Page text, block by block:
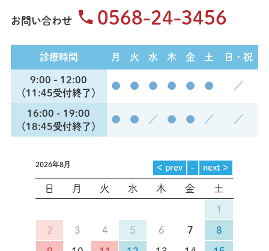
お問い合わせ 0568-24-3456
診療時間 月 火 水 木 金 土 日・祝
9:00 - 12:00
（11:45受付終了）
● ● ● ● ● ● ／
16:00 - 19:00
（18:45受付終了）
● ● ／ ● ● ／ ／
2026年8月
日 月 火 水 木 金 土
1
2 3 4 5 6 7 8